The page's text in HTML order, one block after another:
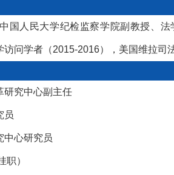
国人民大学纪检监察学院副教授、 法
问学者（2015-2016），美国维拉司
究中心副主任
员
心研究员
）